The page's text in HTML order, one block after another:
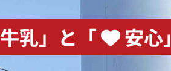
牛乳」と「 安心」